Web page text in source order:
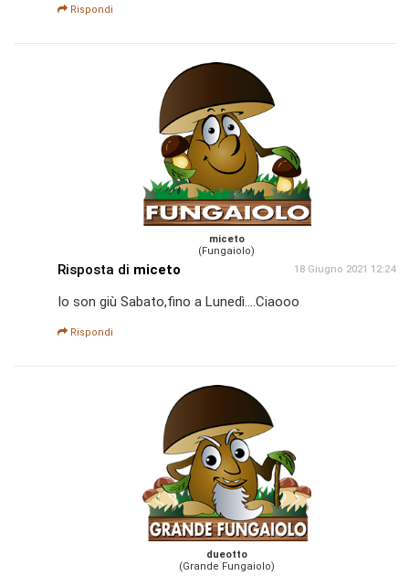
Rispondi
miceto
(Fungaiolo)
Risposta di miceto 18 Giugno 2021 12:24
Io son giù Sabato,fino a Lunedì....Ciaooo
Rispondi
dueotto
(Grande Fungaiolo)